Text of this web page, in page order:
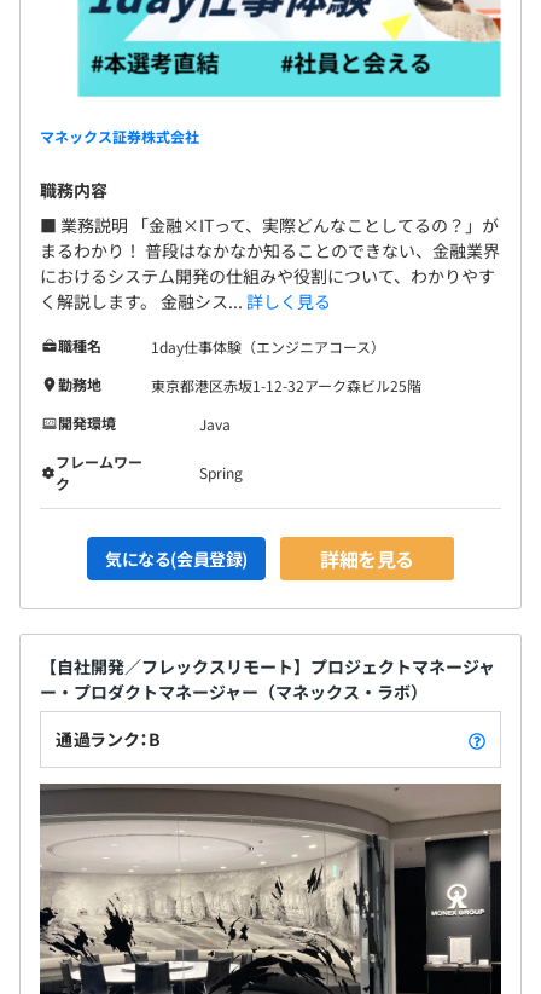
適切な評価と、各々が希望するキャリアを支援することを
目的とした人事制度です。
ト）」と、専門スキルを磨いていく「Professional（プロ
フェッショナル）」があり、それぞれが持つスキルや希望
の働き方に応じて進みたいコースを選択していただけま
す。
マネックス証券株式会社
職務内容
■ 業務説明 「金融×ITって、実際どんなことしてるの？」が
まるわかり！ 普段はなかなか知ることのできない、金融業界
におけるシステム開発の仕組みや役割について、わかりやす
く解説します。 金融シス... 詳しく見る
職種名
1day仕事体験（エンジニアコース）
勤務地
東京都港区赤坂1-12-32アーク森ビル25階
開発環境
Java
フレームワー
ク
Spring
気になる(会員登録) 詳細を見る
【自社開発／フレックスリモート】プロジェクトマネージャ
ー・プロダクトマネージャー（マネックス・ラボ）
通過ランク：B